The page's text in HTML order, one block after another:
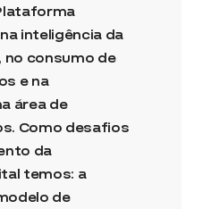
inteligência da
no consumo de
e na
área de
Como desafios
da
temos: a
de